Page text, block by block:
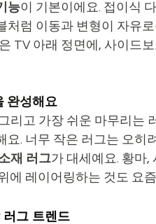
능이 기본이에요. 접이식
처럼 이동과 변형이 자유
TV 아래 정면에, 사이드
완성해요
리고 가장 쉬운 마무리는
요. 너무 작은 러그는 오히
재 러그가 대세예요. 황마,
에 레이어링하는 것도 요
그 트렌드